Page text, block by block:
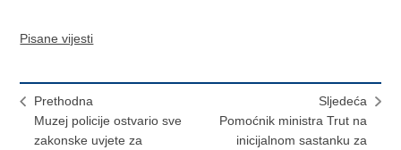
Pisane vijesti
Prethodna
Muzej policije ostvario sve
zakonske uvjete za
Sljedeća
Pomoćnik ministra Trut na
inicijalnom sastanku za